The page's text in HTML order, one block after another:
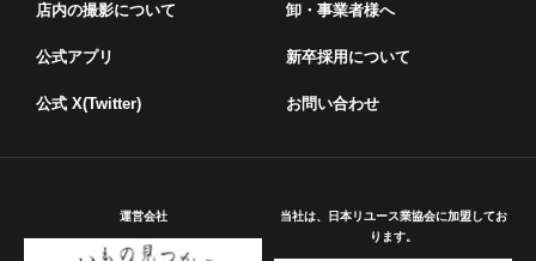
店内の撮影について
公式アプリ
公式 X(Twitter)
卸・事業者様へ
新卒採用について
お問い合わせ
運営会社
当社は、日本リユース業協会に加盟してお
ります。